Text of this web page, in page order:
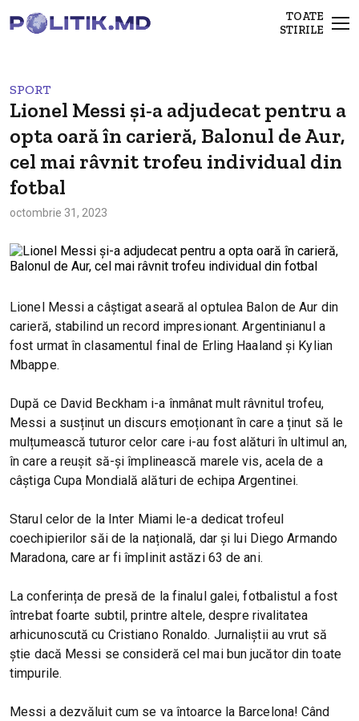
TOATE
STIRILE
SPORT
Lionel Messi și-a adjudecat pentru a
opta oară în carieră, Balonul de Aur,
cel mai râvnit trofeu individual din
fotbal
octombrie 31, 2023
Lionel Messi a câștigat aseară al optulea Balon de Aur din
carieră, stabilind un record impresionant. Argentinianul a
fost urmat în clasamentul final de Erling Haaland și Kylian
Mbappe.
După ce David Beckham i-a înmânat mult râvnitul trofeu,
Messi a susținut un discurs emoționant în care a ținut să le
mulțumească tuturor celor care i-au fost alături în ultimul an,
în care a reușit să-și împlinească marele vis, acela de a
câștiga Cupa Mondială alături de echipa Argentinei.
Starul celor de la Inter Miami le-a dedicat trofeul
coechipierilor săi de la națională, dar și lui Diego Armando
Maradona, care ar fi împlinit astăzi 63 de ani.
La conferința de presă de la finalul galei, fotbalistul a fost
întrebat foarte subtil, printre altele, despre rivalitatea
arhicunoscută cu Cristiano Ronaldo. Jurnaliștii au vrut să
știe dacă Messi se consideră cel mai bun jucător din toate
timpurile.
Messi a dezvăluit cum se va întoarce la Barcelona! Când